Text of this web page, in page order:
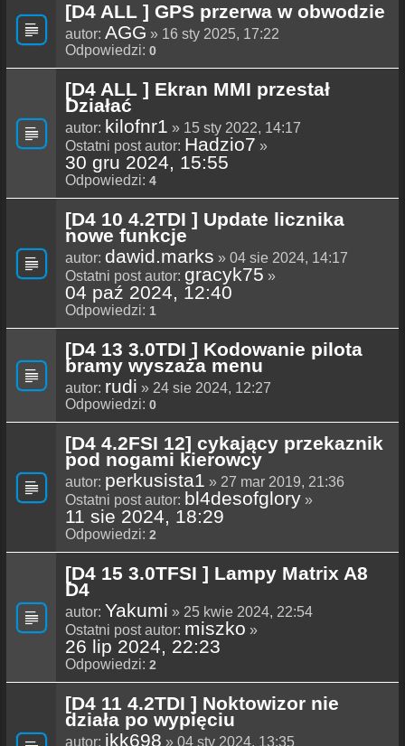
[D4 ALL ] GPS przerwa w obwodzie
autor: AGG » 16 sty 2025, 17:22
Odpowiedzi: 0
[D4 ALL ] Ekran MMI przestał
Działać
autor: kilofnr1 » 15 sty 2022, 14:17
Ostatni post autor: Hadzio7 »
30 gru 2024, 15:55
Odpowiedzi: 4
[D4 10 4.2TDI ] Update licznika
nowe funkcje
autor: dawid.marks » 04 sie 2024, 14:17
Ostatni post autor: gracyk75 »
04 paź 2024, 12:40
Odpowiedzi: 1
[D4 13 3.0TDI ] Kodowanie pilota
bramy wyszaża menu
autor: rudi » 24 sie 2024, 12:27
Odpowiedzi: 0
[D4 4.2FSI 12] cykający przekaznik
pod nogami kierowcy
autor: perkusista1 » 27 mar 2019, 21:36
Ostatni post autor: bl4desofglory »
11 sie 2024, 18:29
Odpowiedzi: 2
[D4 15 3.0TFSI ] Lampy Matrix A8
D4
autor: Yakumi » 25 kwie 2024, 22:54
Ostatni post autor: miszko »
26 lip 2024, 22:23
Odpowiedzi: 2
[D4 11 4.2TDI ] Noktowizor nie
działa po wypięciu
autor: jkk698 » 04 sty 2024, 13:35